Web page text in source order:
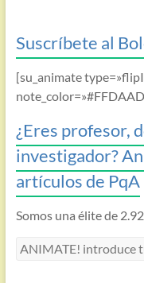
Suscríbete al
[su_animate
¿Eres profesor,
investigador?
artículos de PqA
Somos una élite de
ANIMATE!